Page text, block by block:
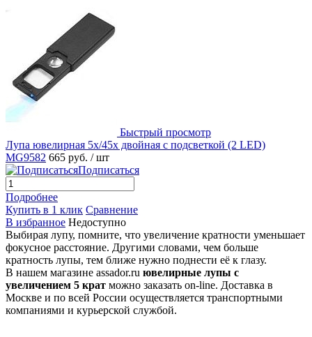
Быстрый просмотр
Лупа ювелирная 5х/45x двойная с подсветкой (2 LED)
MG9582 665 руб. / шт
Подписаться
Подробнее
Купить в 1 клик Сравнение
В избранное Недоступно
Выбирая лупу, помните, что увеличение кратности уменьшает
фокусное расстояние. Другими словами, чем больше
кратность лупы, тем ближе нужно поднести её к глазу.
В нашем магазине assador.ru ювелирные лупы с
увеличением 5 крат можно заказать on-line. Доставка в
Москве и по всей России осуществляется транспортными
компаниями и курьерской службой.